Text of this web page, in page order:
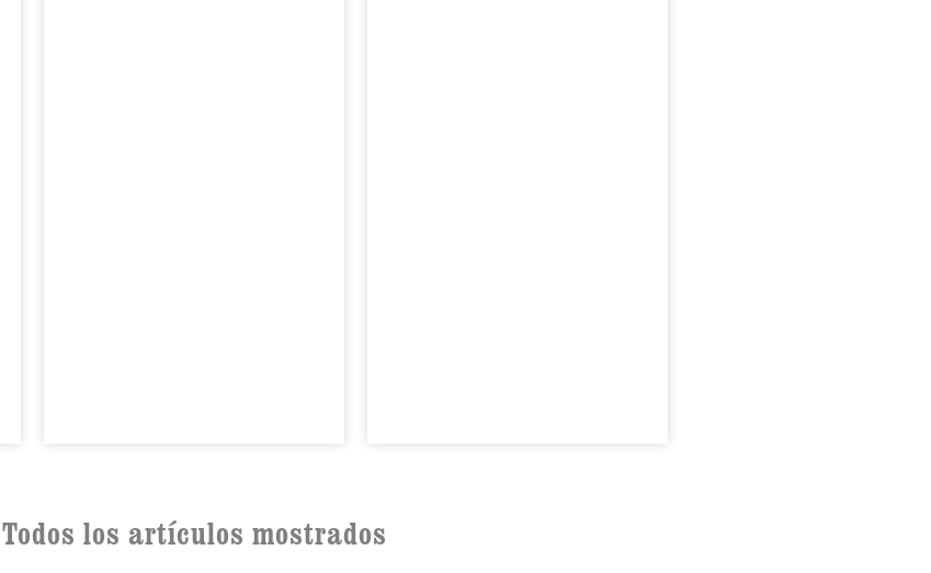
Todos los artículos mostrados